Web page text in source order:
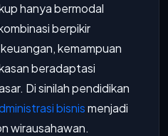
hanya bermodal
berpikir
kemampuan
beradaptasi
Di sinilah pendidikan
bisnismenjadi
wirausahawan.